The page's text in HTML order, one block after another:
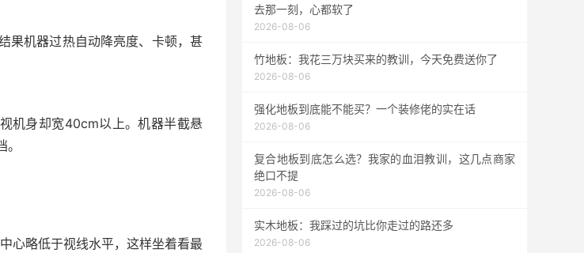
果机器过热自动降亮度、卡顿，甚
机身却宽40cm以上。机器半截悬
心略低于视线水平，这样坐着看最
去那一刻，心都软了
2026-08-06
竹地板：我花三万块买来的教训，今天免费送你了
2026-08-06
强化地板到底能不能买？一个装修佬的实在话
2026-08-06
复合地板到底怎么选？我家的血泪教训，这几点商家
绝口不提
2026-08-06
实木地板：我踩过的坑比你走过的路还多
2026-08-06